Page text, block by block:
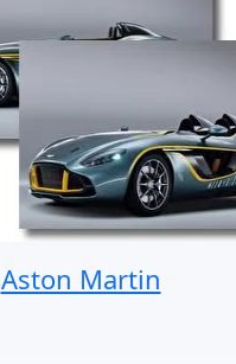
Aston Martin